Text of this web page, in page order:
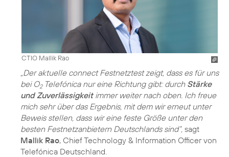
CTIO Mallik Rao
„Der aktuelle connect Festnetztest zeigt, dass es für uns
bei O2Telefónica nur eine Richtung gibt: durch Stärke
und Zuverlässigkeitimmer weiter nach oben. Ich freue
mich sehr über das Ergebnis, mit dem wir erneut unter
Beweis stellen, dass wir eine feste Größe unter den
besten Festnetzanbietern Deutschlands sind“, sagt
Mallik Rao, Chief Technology & Information Officer von
Telefónica Deutschland.